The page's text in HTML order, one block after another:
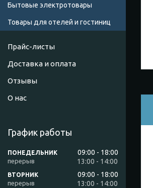
Бытовые электротовары
Товары для отелей и гостиниц
Прайс-листы
Доставка и оплата
Отзывы
О нас
График работы
ПОНЕДЕЛЬНИК 09:00
18:00
13:00
14:00
ВТОРНИК 09:00
18:00
13:00
14:00